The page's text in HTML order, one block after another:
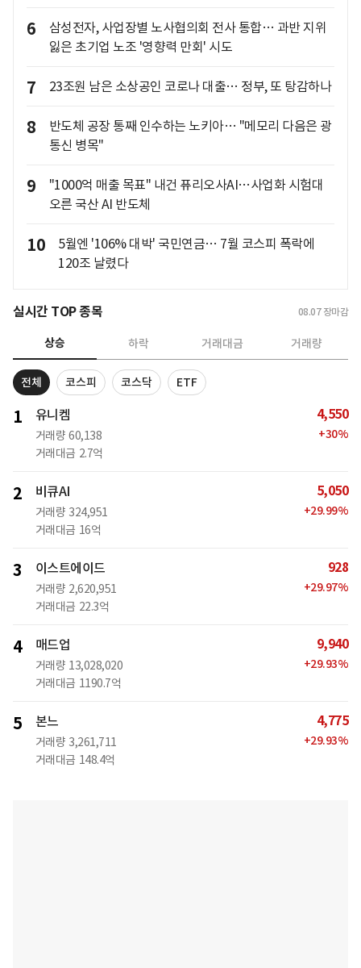
6
삼성전자, 사업장별 노사협의회 전사 통합… 과반 지위
잃은 초기업 노조 '영향력 만회' 시도
7 23조원 남은 소상공인 코로나 대출… 정부, 또 탕감하나
8
반도체 공장 통째 인수하는 노키아… "메모리 다음은 광
통신 병목"
9
"1000억 매출 목표" 내건 퓨리오사AI…사업화 시험대
오른 국산 AI 반도체
10
5월엔 '106% 대박' 국민연금… 7월 코스피 폭락에
120조 날렸다
실시간 TOP 종목 08.07 장마감
상승 하락 거래대금 거래량
전체 코스피 코스닥 ETF
1 유니켐
거래량 60,138
거래대금 2.7억
4,550
+30%
2 비큐AI
거래량 324,951
거래대금 16억
5,050
+29.99%
3 이스트에이드
거래량 2,620,951
거래대금 22.3억
928
+29.97%
4 매드업
거래량 13,028,020
거래대금 1190.7억
9,940
+29.93%
5 본느
거래량 3,261,711
거래대금 148.4억
4,775
+29.93%